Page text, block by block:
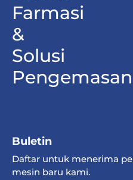
Farmasi
&
Solusi
Pengemasan
Buletin
Daftar untuk menerima
mesin baru kami.